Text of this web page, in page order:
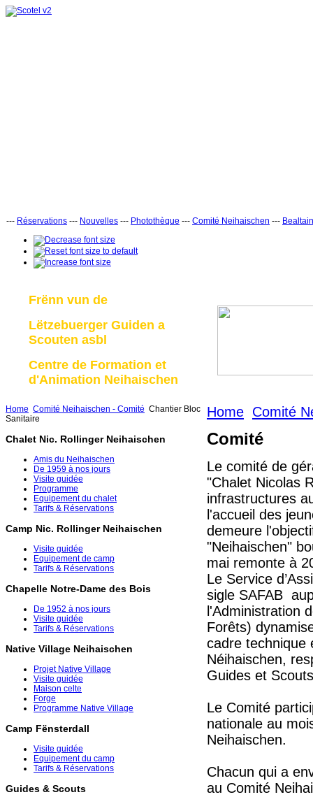
--- Réservations --- Nouvelles --- Photothèque --- Comité Neihaischen ---
Frënn vun de
Lëtzebuerger Guiden a
Scouten asbl
Centre de Formation et
d'Animation Neihaischen
Home Comité Neihaischen - Comité Chantier Bloc
Sanitaire
Chalet Nic. Rollinger Neihaischen
Amis du Neihaischen
De 1959 à nos jours
Visite guidée
Programme
Equipement du chalet
Tarifs & Réservations
Camp Nic. Rollinger Neihaischen
Visite guidée
Equipement de camp
Tarifs & Réservations
Chapelle Notre-Dame des Bois
De 1952 à nos jours
Visite guidée
Tarifs & Réservations
Native Village Neihaischen
Projet Native Village
Visite guidée
Maison celte
Forge
Programme Native Village
Camp Fënsterdall
Visite guidée
Equipement du camp
Tarifs & Réservations
Guides & Scouts
Home Comité
Comité
Le comité de
"Chalet Nicolas
infrastructures
l'accueil des
demeure
"Neihaischen"
mai remonte à
Le Service
sigle SAFAB
l'Administration
Forêts)
cadre
Néihaischen,
Guides et
Le Comité
nationale au
Neihaischen.
Chacun qui a
au Comité